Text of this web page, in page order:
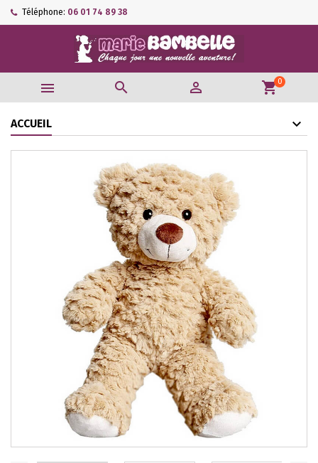
Téléphone: 06 01 74 89 38
   shopping_cart0
ACCUEIL